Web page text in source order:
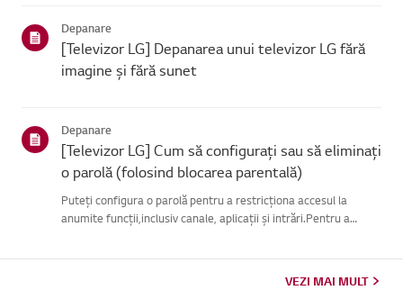
Depanare
[Televizor LG] Depanarea unui televizor LG fără
imagine și fără sunet
Depanare
[Televizor LG] Cum să configurați sau să eliminați
o parolă (folosind blocarea parentală)
Puteți configura o parolă pentru a restricționa accesul la
anumite funcții,inclusiv canale, aplicații și intrări.Pentru a
VEZI MAI MULT